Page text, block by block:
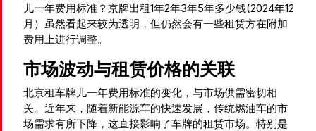
儿一年费用标准？京牌出租1年2年3年5年多少钱(2024年12
月）虽然看起来较为透明，但仍然会有一些租赁方在附加
费用上进行调整。
市场波动与租赁价格的关联
北京租车牌儿一年费用标准的变化，与市场供需密切相
关。近年来，随着新能源车的快速发展，传统燃油车的市
场需求有所下降，这直接影响了车牌的租赁市场。特别是